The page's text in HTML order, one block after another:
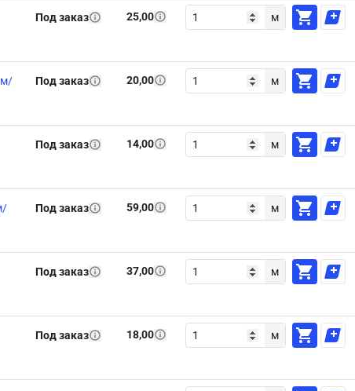
Под заказ 25,00 м
м/
Под заказ 20,00 м
Под заказ 14,00 м
Под заказ 59,00 м
Под заказ 37,00 м
Под заказ 18,00 м